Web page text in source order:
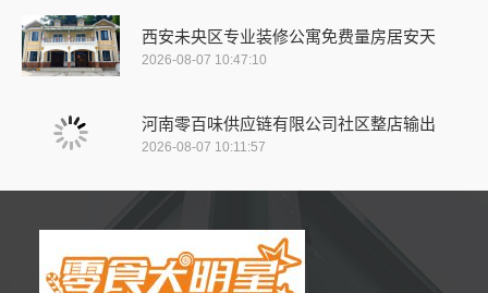
西安未央区专业装修公寓免费量房居安天
2026-08-07 10:47:10
河南零百味供应链有限公司社区整店输出
2026-08-07 10:11:57